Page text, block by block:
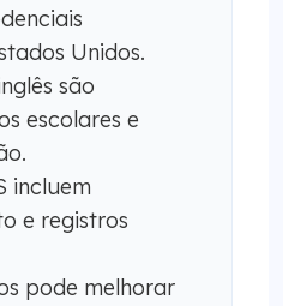
Unidos.
são
escolares e
incluem
e registros
pode melhorar